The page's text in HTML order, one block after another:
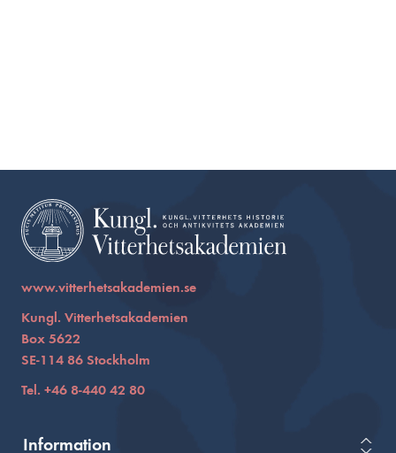
www.vitterhetsakademien.se
Kungl. Vitterhetsakademien
Box 5622
SE-114 86 Stockholm
Tel. +46 8-440 42 80
Information